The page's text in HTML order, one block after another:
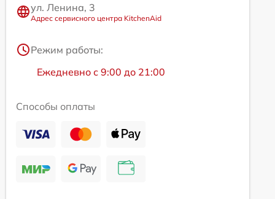
ул. Ленина, 3
Адрес сервисного центра KitchenAid
Режим работы:
Ежедневно с 9:00 до 21:00
Способы оплаты